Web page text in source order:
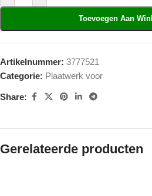
Toevoegen Aan
Artikelnummer: 3777521
Categorie: Plaatwerk voor
Share:
Gerelateerde producten